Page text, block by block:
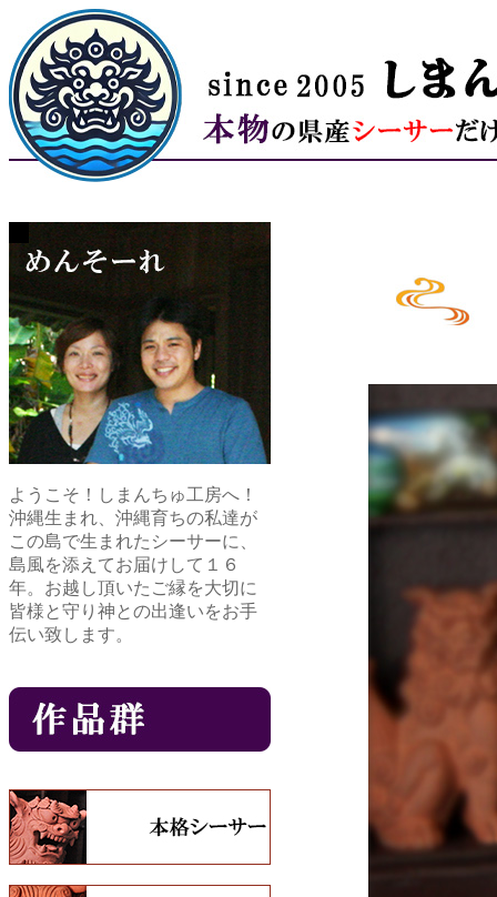
ようこそ！しまんちゅ工房へ！
沖縄生まれ、沖縄育ちの私達が
この島で生まれたシーサーに、
島風を添えてお届けして１６
年。お越し頂いたご縁を大切に
皆様と守り神との出逢いをお手
伝い致します。